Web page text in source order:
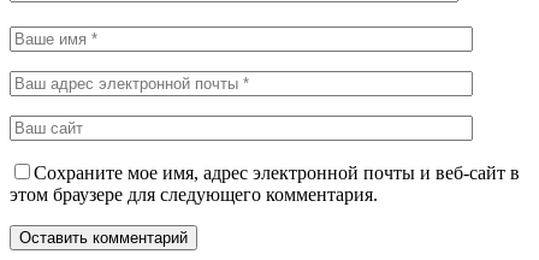
Сохраните мое имя, адрес электронной почты и веб-сайт в
этом браузере для следующего комментария.